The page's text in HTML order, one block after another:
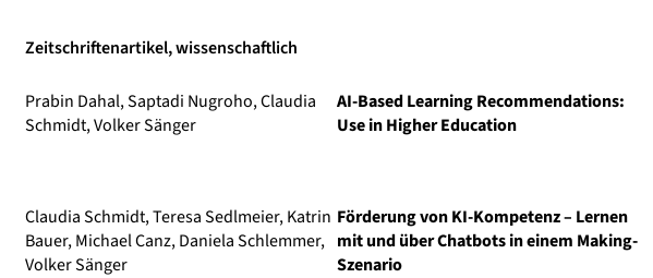
Zeitschriftenartikel, wissenschaftlich
Prabin Dahal, Saptadi Nugroho, Claudia
Schmidt, Volker Sänger
AI-Based Learning Recommendations:
Use in Higher Education
Claudia Schmidt, Teresa Sedlmeier, Katrin
Bauer, Michael Canz, Daniela Schlemmer,
Volker Sänger
Förderung von KI-Kompetenz – Lernen
mit und über Chatbots in einem Making-
Szenario